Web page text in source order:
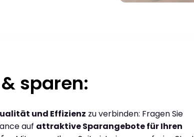
sparen:
und Effizienz zu verbinden: Fragen Sie
auf attraktive Sparangebote für Ihren